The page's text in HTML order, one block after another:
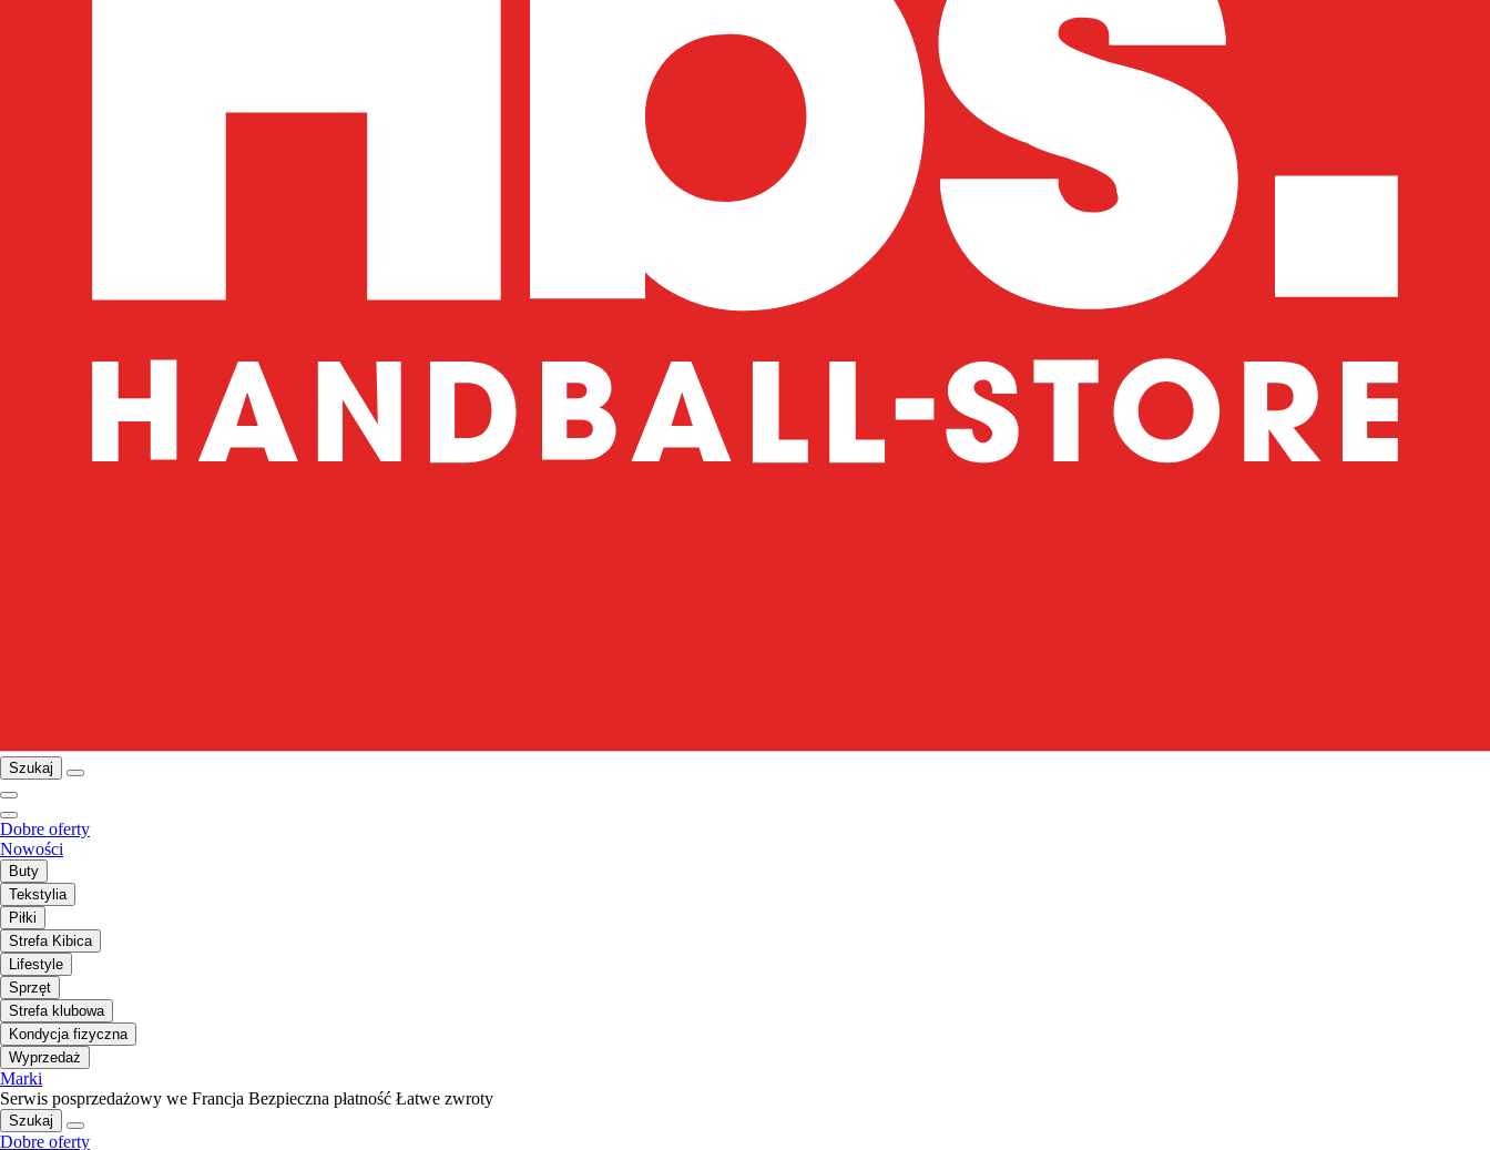
Szukaj
Dobre oferty
Nowości
Buty
Tekstylia
Piłki
Strefa Kibica
Lifestyle
Sprzęt
Strefa klubowa
Kondycja fizyczna
Wyprzedaż
Marki
Serwis posprzedażowy we Francja Bezpieczna płatność Łatwe zwroty
Szukaj
Dobre oferty